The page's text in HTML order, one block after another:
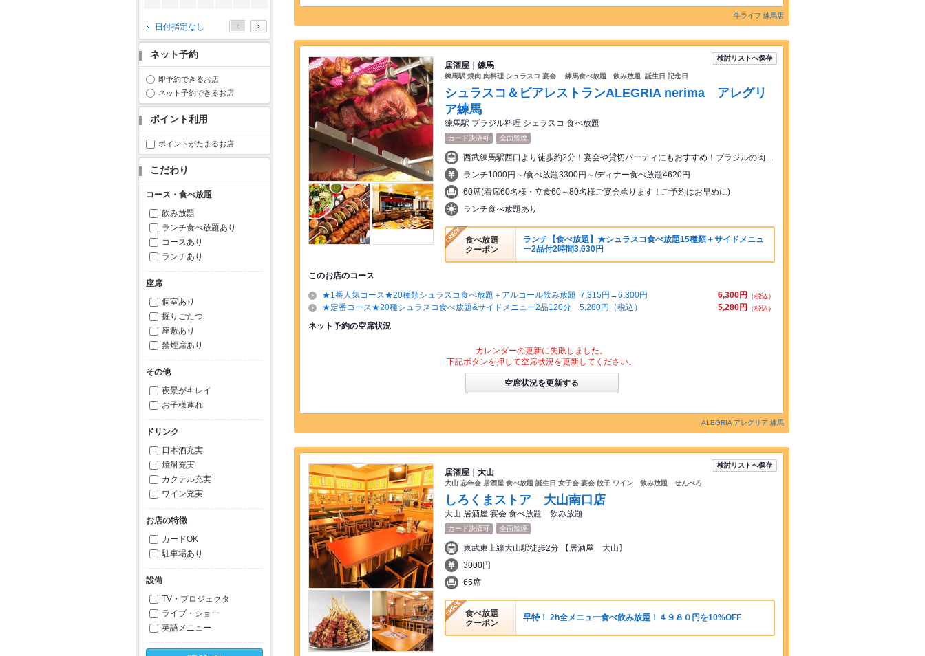
2026年10月
月 火 水 木 金 土
日
5
6 7 8
12
13 14 15 16
19
20 21 22
26
27 28 29 30 31
日付指定なし
ネット予約
即予約できるお店
ネット予約できるお店
ポイント利用
ポイントがたまるお店
こだわり
コース・食べ放題
飲み放題
ランチ食べ放題あり
コースあり
ランチあり
座席
個室あり
掘りごたつ
座敷あり
禁煙席あり
その他
夜景がキレイ
お子様連れ
ドリンク
日本酒充実
焼酎充実
カクテル充実
ワイン充実
お店の特徴
カードOK
駐車場あり
設備
TV・プロジェクタ
ライブ・ショー
英語メニュー
牛ライフ 練馬店
検討リストへ保存
居酒屋｜練馬
練馬駅 焼肉 肉料理 シュラスコ 宴会 練馬食べ放題 飲み放題 誕生日 記念日
シュラスコ＆ビアレストランALEGRIA nerima アレグリ
ア練馬
練馬駅 ブラジル料理 シェラスコ 食べ放題
カード決済可 全面禁煙
西武練馬駅西口より徒歩約2分！宴会や貸切パーティにもおすすめ！ブラジルの肉料理シェラスコが堪能できます！
ランチ1000円～/食べ放題3300円～/ディナー食べ放題4620円
60席(着席60名様・立食60～80名様ご宴会承ります！ご予約はお早めに)
ランチ食べ放題あり
食べ放題
クーポン
ランチ【食べ放題】★シュラスコ食べ放題15種類＋サイドメニュ
ー2品付2時間3,630円
このお店のコース
6,300円
（税込）
★1番人気コース★20種類シュラスコ食べ放題＋アルコール飲み放題 7,315円→6,300円
5,280円
（税込）
★定番コース★20種シュラスコ食べ放題&サイドメニュー2品120分 5,280円（税込）
ネット予約の空席状況
カレンダーの更新に失敗しました。
下記ボタンを押して空席状況を更新してください。
空席状況を更新する
ALEGRIA アレグリア 練馬
検討リストへ保存
居酒屋｜大山
大山 忘年会 居酒屋 食べ放題 誕生日 女子会 宴会 餃子 ワイン 飲み放題 せんべろ
しろくまストア 大山南口店
大山 居酒屋 宴会 食べ放題 飲み放題
カード決済可 全面禁煙
東武東上線大山駅徒歩2分 【居酒屋 大山】
3000円
65席
食べ放題
クーポン
早特！ 2h全メニュー食べ飲み放題！４９８０円を10%OFF